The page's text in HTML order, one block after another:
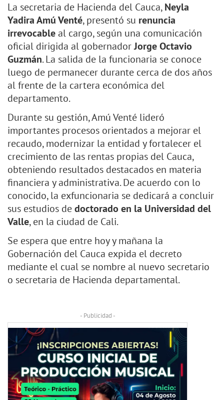
La secretaria de Hacienda del Cauca,Neyla
Yadira Amú Venté, presentó su renuncia
irrevocableal cargo, según una comunicación
oficial dirigida al gobernadorJorge Octavio
Guzmán. La salida de la funcionaria se conoce
luego de permanecer durante cerca de dos años
al frente de la cartera económica del
departamento.
Durante su gestión, Amú Venté lideró
importantes procesos orientados a mejorar el
recaudo, modernizar la entidad y fortalecer el
crecimiento de las rentas propias del Cauca,
obteniendo resultados destacados en materia
financiera y administrativa. De acuerdo con lo
conocido, la exfuncionaria se dedicará a concluir
sus estudios dedoctorado en la Universidad del
Valle, en la ciudad de Cali.
Se espera que entre hoy y mañana la
Gobernación del Cauca expida el decreto
mediante el cual se nombre al nuevo secretario
o secretaria de Hacienda departamental.
- Publicidad -